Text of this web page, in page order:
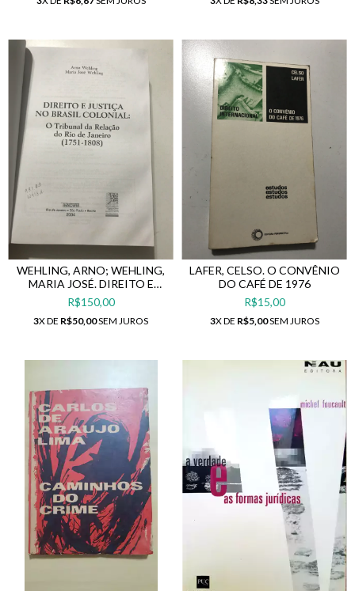
WEHLING, ARNO; WEHLING,
MARIA JOSÉ. DIREITO E
JUSTIÇA NO BRASIL
COLONIAL: O TRIBUNAL DA
RELAÇÃO DO RIO DE
R$150,00
3X DE R$50,00SEM JUROS
LAFER, CELSO. O CONVÊNIO
DO CAFÉ DE 1976
R$15,00
3X DE R$5,00SEM JUROS